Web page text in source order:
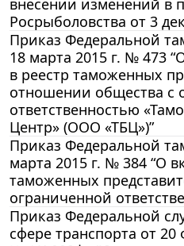
Росрыболовства от 3
Приказ Федеральной
18 марта 2015 г. № 473
в реестр таможенных
отношении общества с
ответственностью
Центр» (ООО «ТБЦ»)”
Приказ Федеральной
марта 2015 г. № 384 “О
таможенных
ограниченной
Приказ Федеральной
сфере транспорта от 20